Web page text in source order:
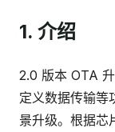
1. 介绍
2.0 版本 OTA
定义数据传输等
景升级。根据芯